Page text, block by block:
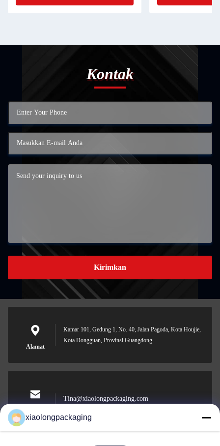
Kontak
Kirimkan
Alamat
Kamar 101, Gedung 1, No. 40, Jalan Pagoda, Kota Houjie,
Kota Dongguan, Provinsi Guangdong
Tina@xiaolongpackaging.com
xiaolongpackaging